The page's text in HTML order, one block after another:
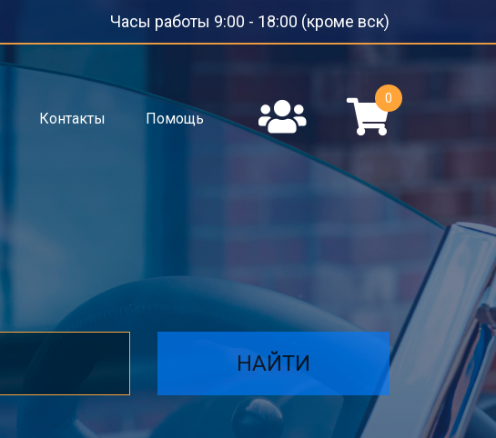
Часы работы 9:00 - 18:00 (кроме вск)
Контакты Помощь
0
НАЙТИ